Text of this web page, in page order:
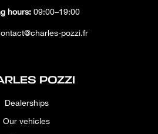
hours: 09:00–19:00
pozzi.fr
POZZI
Dealerships
Our vehicles